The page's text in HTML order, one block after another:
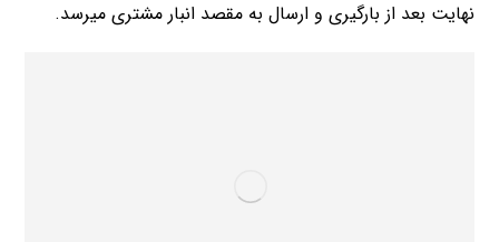
نهایت بعد از بارگیری و ارسال به مقصد انبار مشتری میرسد.